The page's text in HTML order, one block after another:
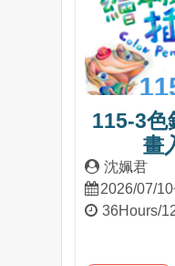
115-3色
畫
沈姵君
2026/07/
36Hours/